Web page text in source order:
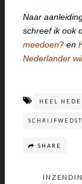
Naar
schreef ik ook
meedoen? en
Nederlander
HEEL
SHARE